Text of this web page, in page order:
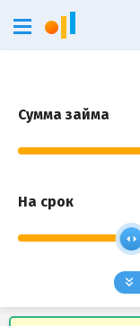
Сумма займа
На срок